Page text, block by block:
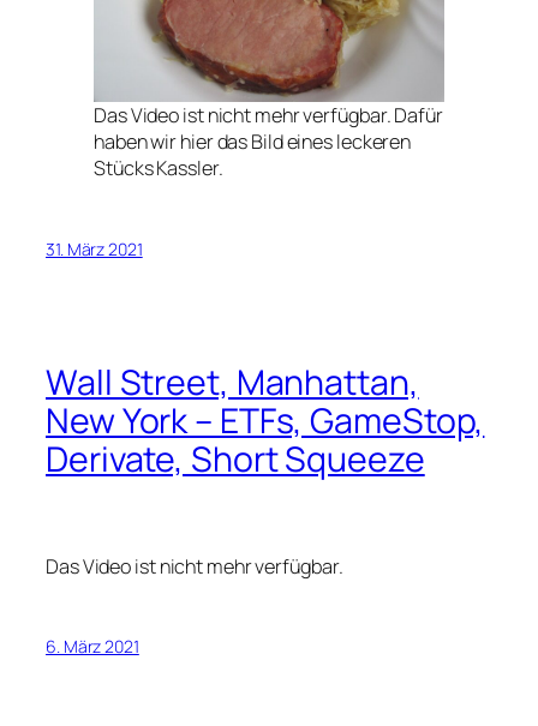
Das Video ist nicht mehr verfügbar. Dafür
haben wir hier das Bild eines leckeren
Stücks Kassler.
31. März 2021
Wall Street, Manhattan,
New York – ETFs, GameStop,
Derivate, Short Squeeze
Das Video ist nicht mehr verfügbar.
6. März 2021